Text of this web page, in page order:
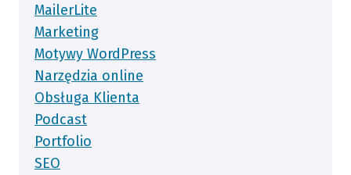
MailerLite
Marketing
Motywy WordPress
Narzędzia online
Obsługa Klienta
Podcast
Portfolio
SEO